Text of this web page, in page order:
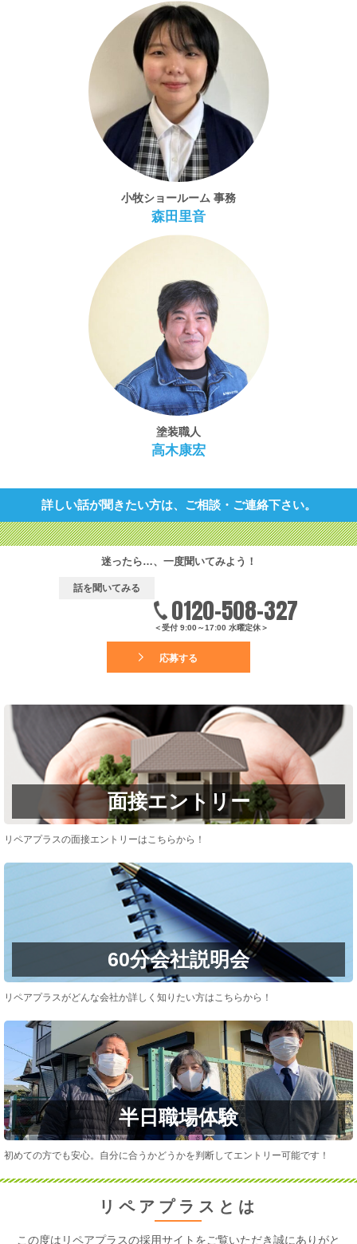
小牧ショールーム 事務
森田里音
塗装職人
高木康宏
詳しい話が聞きたい方は、ご相談・ご連絡下さい。
迷ったら…、一度聞いてみよう！
話を聞いてみる
0120-508-327
＜受付 9:00～17:00 水曜定休＞
応募する
面接エントリー
リペアプラスの面接エントリーはこちらから！
60分会社説明会
リペアプラスがどんな会社か詳しく知りたい方はこちらから！
半日職場体験
初めての方でも安心。自分に合うかどうかを判断してエントリー可能です！
リペアプラスとは
この度はリペアプラスの採用サイトをご覧いただき誠にありがと